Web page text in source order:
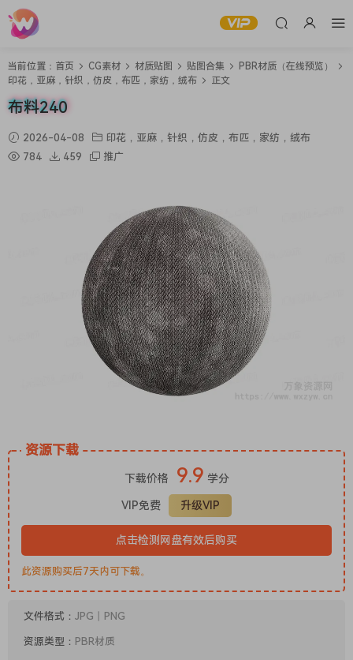
当前位置： 首页 CG素材 材质贴图 贴图合集
PBR材质（在线预览）
印花，亚麻，针织，仿皮，布匹，家纺，绒布
正文
布料240
2026-04-08
印花，亚麻，针织，仿皮，布匹，家纺，绒布
784
459 推广
资源下载
下载价格 9.9 学分
VIP免费 升级VIP
点击检测网盘有效后购买
此资源购买后7天内可下载。
文件格式： JPG丨PNG
资源类型： PBR材质